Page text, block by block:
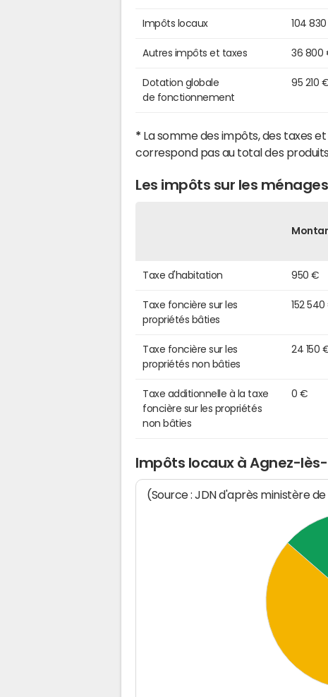
Impôts locaux 104
Autres impôts et taxes 36 800
Dotation globale
de fonctionnement
95 210
* La somme des impôts, des taxes
correspond pas au total des
Les impôts sur les
Taxe d'habitation 950 €
Taxe foncière sur les
propriétés bâties
152
Taxe foncière sur les
propriétés non bâties
24 150
Taxe additionnelle à la taxe
foncière sur les propriétés
non bâties
0 €
Impôts locaux à Agnez-
(Source : JDN d'après ministère